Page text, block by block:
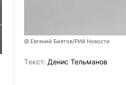
@ Евгений Биятов/РИА Новости
Tекст: Денис Тельманов